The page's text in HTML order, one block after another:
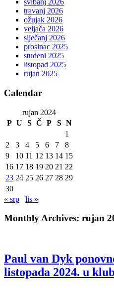
svibanj 2026
travanj 2026
ožujak 2026
veljača 2026
siječanj 2026
prosinac 2025
studeni 2025
listopad 2025
rujan 2025
Calendar
rujan 2024
P U S Č P S N
1
2
3 4 5 6 7
8
9
10 11 12 13 14 15
16 17 18 19 20 21 22
23 24 25 26 27 28 29
30
« srp
lis »
Monthly Archives: rujan
Paul van Dyk
listopada 2024. u